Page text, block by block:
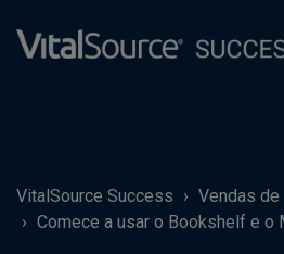
VitalSource Success
Vendas
Comece a usar o Bookshelf e o